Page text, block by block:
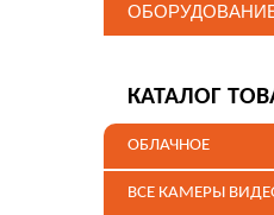
КАТАЛОГ
ОБЛАЧНОЕ
ВСЕ КАМЕРЫ